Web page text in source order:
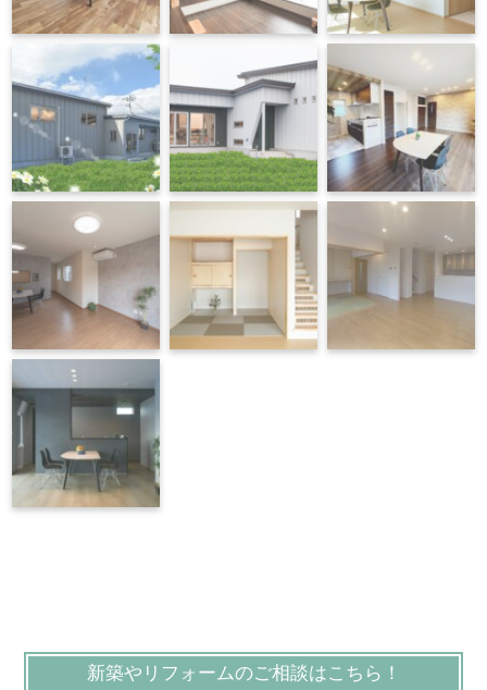
新築やリフォームのご相談はこちら！